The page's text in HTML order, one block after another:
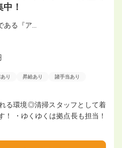
！
る『ア…
り 昇給あり 諸手当あり
る環境◎清掃スタッフとして着
！ ・ゆくゆくは拠点長も担当！